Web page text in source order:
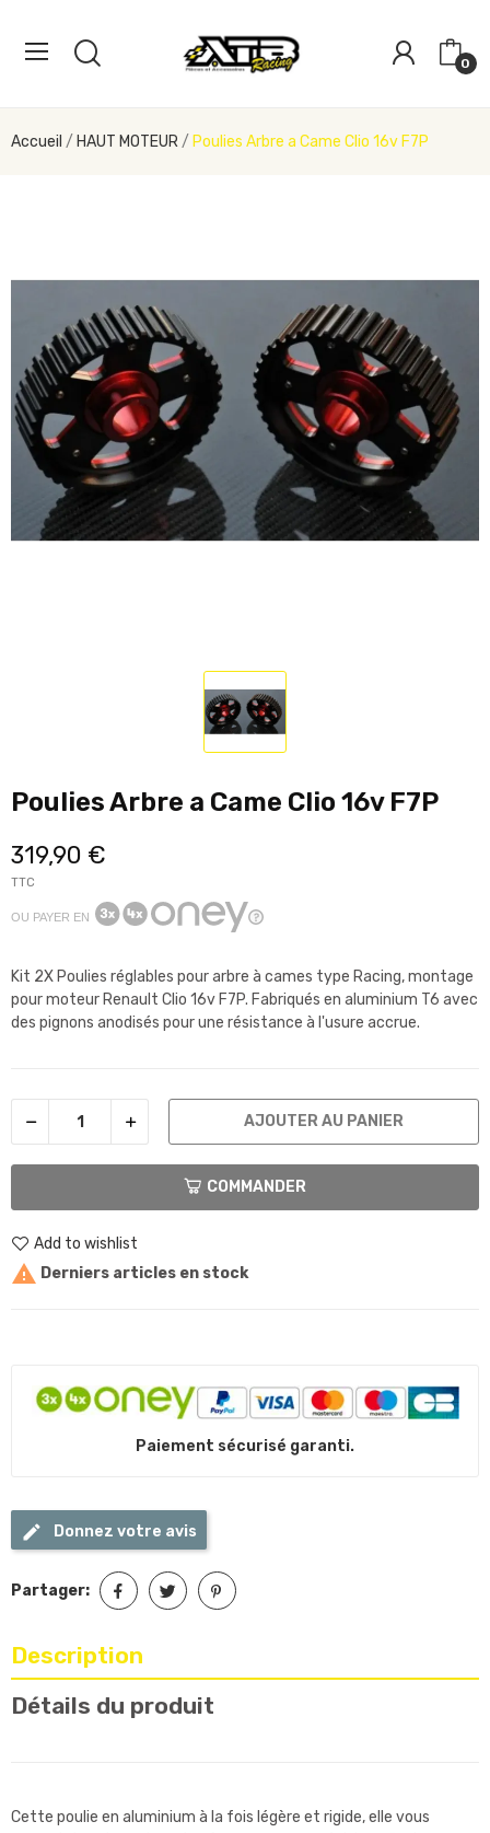
0
Accueil HAUT MOTEUR Poulies Arbre a Came Clio 16v F7P
Poulies Arbre a Came Clio 16v F7P
319,90 €
TTC
OU PAYER EN
Kit 2X Poulies réglables pour arbre à cames type Racing, montage
pour moteur Renault Clio 16v F7P. Fabriqués en aluminium T6 avec
des pignons anodisés pour une résistance à l'usure accrue.
AJOUTER AU PANIER
COMMANDER
Add to wishlist
 Derniers articles en stock
Paiement sécurisé garanti.
Donnez votre avis
Partager:
Description
Détails du produit
Cette poulie en aluminium à la fois légère et rigide, elle vous